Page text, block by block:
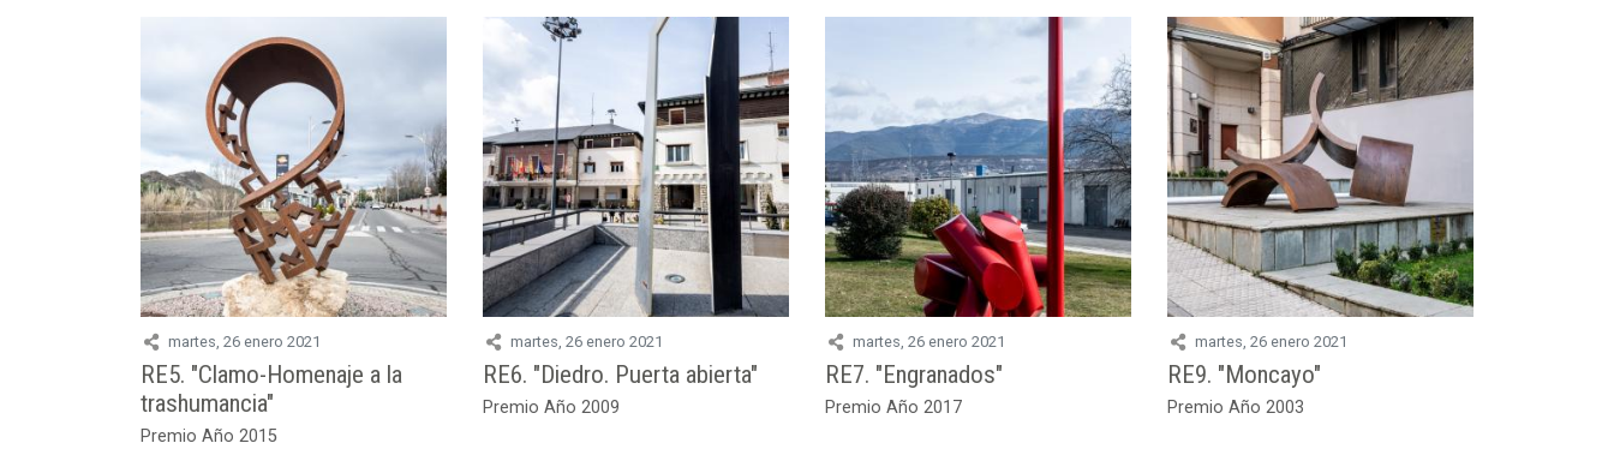
martes, 26 enero 2021
RE5. "Clamo-Homenaje a la
trashumancia"
Premio Año 2015
martes, 26 enero 2021
RE6. "Diedro. Puerta abierta"
Premio Año 2009
martes, 26 enero 2021
RE7. "Engranados"
Premio Año 2017
martes, 26 enero 2021
RE9. "Moncayo"
Premio Año 2003